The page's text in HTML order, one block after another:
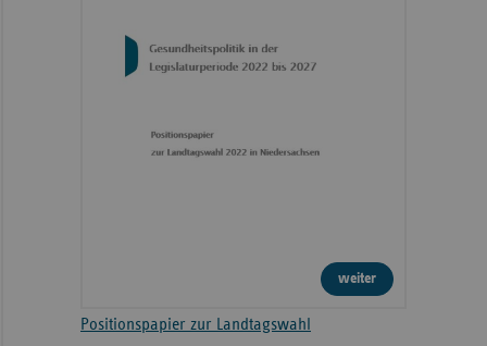
weiter
Positionspapier zur Landtagswahl